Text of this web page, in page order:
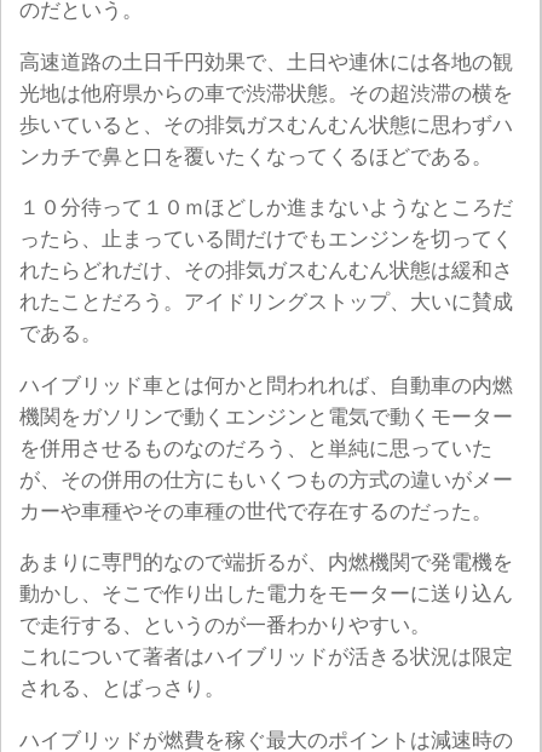
のだという。
高速道路の土日千円効果で、土日や連休には各地の観
光地は他府県からの車で渋滞状態。その超渋滞の横を
歩いていると、その排気ガスむんむん状態に思わずハ
ンカチで鼻と口を覆いたくなってくるほどである。
１０分待って１０ｍほどしか進まないようなところだ
ったら、止まっている間だけでもエンジンを切ってく
れたらどれだけ、その排気ガスむんむん状態は緩和さ
れたことだろう。アイドリングストップ、大いに賛成
である。
ハイブリッド車とは何かと問われれば、自動車の内燃
機関をガソリンで動くエンジンと電気で動くモーター
を併用させるものなのだろう、と単純に思っていた
が、その併用の仕方にもいくつもの方式の違いがメー
カーや車種やその車種の世代で存在するのだった。
あまりに専門的なので端折るが、内燃機関で発電機を
動かし、そこで作り出した電力をモーターに送り込ん
で走行する、というのが一番わかりやすい。
これについて著者はハイブリッドが活きる状況は限定
される、とばっさり。
ハイブリッドが燃費を稼ぐ最大のポイントは減速時の